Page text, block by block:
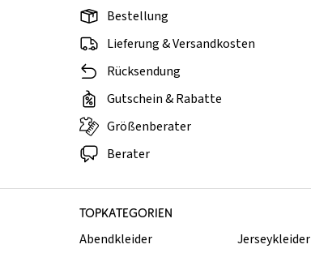
Bestellung
Lieferung & Versandkosten
Rücksendung
Gutschein & Rabatte
Größenberater
Berater
TOPKATEGORIEN
Abendkleider
Jerseykleider